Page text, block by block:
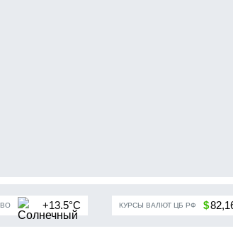
+13.5°C КУРСЫ ВАЛЮТ ЦБ РФ $